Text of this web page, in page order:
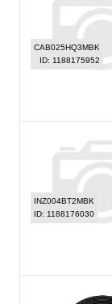
CAB025HQ3MBK
ID: 1188175952
INZ004BT2MBK
ID: 1188176030